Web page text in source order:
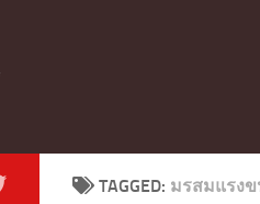
TAGGED: มรสมแรง